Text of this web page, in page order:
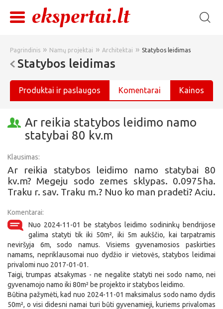
Pagrindinis » Namų projektai » Architektai » Statybos leidimas
Statybos leidimas
Produktai ir paslaugos Komentarai Kainos
Ar reikia statybos leidimo namo
statybai 80 kv.m
Klausimas:
Ar reikia statybos leidimo namo statybai 80
kv.m? Megeju sodo zemes sklypas. 0.0975ha.
Traku r. sav. Traku m.? Nuo ko man pradeti? Aciu.
Komentarai:
Nuo 2024-11-01 be statybos leidimo sodininkų bendrijose
galima statyti tik iki 50m², iki 5m aukščio, kai tarpatramis
neviršyja 6m, sodo namus. Visiems gyvenamosios paskirties
namams, nepriklausomai nuo dydžio ir vietovės, statybos leidimai
privalomi nuo 2017-01-01.
Taigi, trumpas atsakymas - ne negalite statyti nei sodo namo, nei
gyvenamojo namo iki 80m² be projekto ir statybos leidimo.
Būtina pažymėti, kad nuo 2024-11-01 maksimalus sodo namo dydis
50m², o visi didesni namai turi būti gyvenamieji, kuriems privalomas